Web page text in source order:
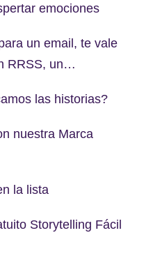
emociones
un email, te vale
RRSS, un…
las historias?
nuestra Marca
la lista
Storytelling Fácil